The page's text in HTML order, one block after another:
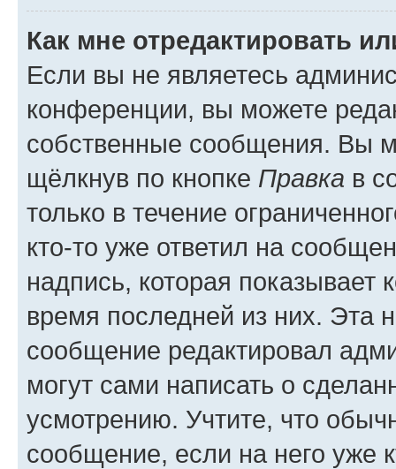
Как мне отредактировать
Если вы не являетесь
конференции, вы можете
собственные сообщения. Вы
щёлкнув по кнопке Правка в
только в течение
кто-то уже ответил на
надпись, которая показывает
время последней из них. Эта
сообщение редактировал
могут сами написать о
усмотрению. Учтите, что
сообщение, если на него уже